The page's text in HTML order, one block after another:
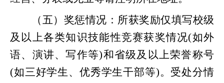
（五）奖惩情况：所获奖励仅填写校级
及以上各类知识技能性竞赛获奖情况(如外
语、演讲、写作等)和省级及以上荣誉称号
(如三好学生、优秀学生干部等)。受处分情